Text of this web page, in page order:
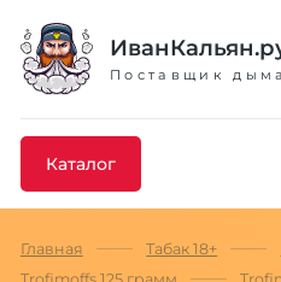
Поставщик дыма
Каталог
Добавлено
Главная Табак 18+